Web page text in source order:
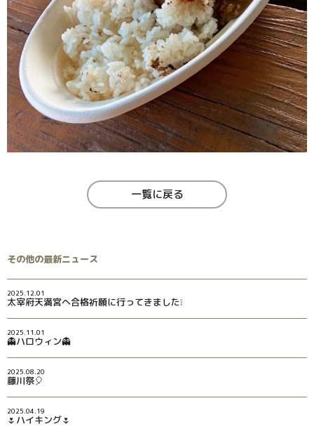
一覧に戻る
その他の最新ニュース
2025.12.01
太宰府天満宮へ合格祈願に行ってきました❕
2025.11.01
👻ハロウィン👻
2025.08.20
藤川祭🎈
2025.04.19
🌷ハイキング🌷